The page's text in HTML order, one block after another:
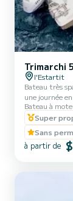
Trimarchi
l'Estartit
Bateau très
une journée
visiterez l'une
avec un
TRIMARCHI
forme de "V"
vagues de
Bateau à
Super
Sans
à partir de